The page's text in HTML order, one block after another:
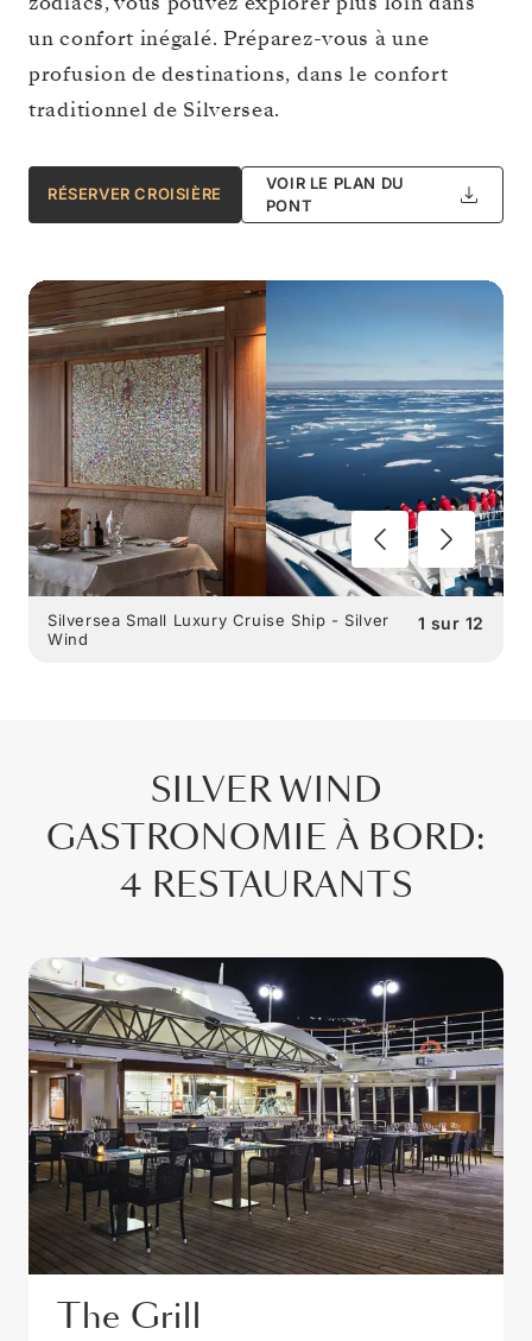
un confort inégalé. Préparez-vous à une
profusion de destinations, dans le confort
traditionnel de Silversea.
RÉSERVER CROISIÈRE
VOIR LE PLAN DU
PONT
1 sur 12
Silversea Small Luxury Cruise Ship - Silver
Wind
SILVER WIND
GASTRONOMIE À BORD:
4 RESTAURANTS
The Grill